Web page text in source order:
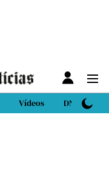
Vídeos DN Sport